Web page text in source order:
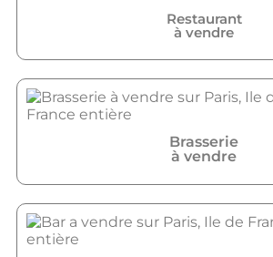
Restaurant
à vendre
Brasserie
à vendre